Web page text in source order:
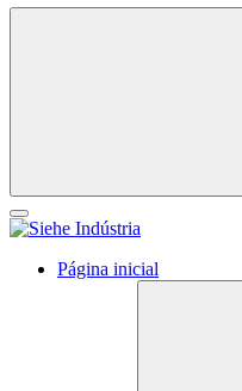
Página inicial